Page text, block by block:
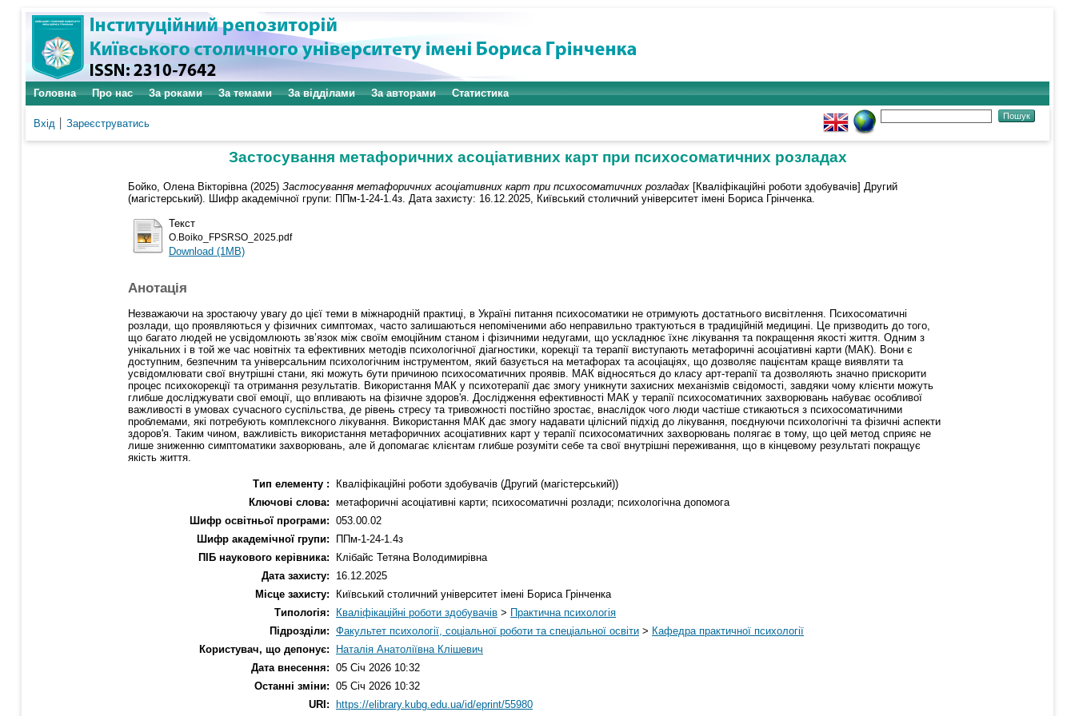
Головна Про нас За роками За темами За відділами За авторами Статистика
Вхід Зареєструватись
Застосування метафоричних асоціативних карт при психосоматичних розладах
Бойко, Олена Вікторівна (2025) Застосування метафоричних асоціативних карт при психосоматичних розладах [Кваліфікаційні роботи здобувачів] Другий
(магістерський). Шифр академічної групи: ППм-1-24-1.4з. Дата захисту: 16.12.2025, Київський столичний університет імені Бориса Грінченка.
Текст
O.Boiko_FPSRSO_2025.pdf
Download (1MB)
Анотація
Незважаючи на зростаючу увагу до цієї теми в міжнародній практиці, в Україні питання психосоматики не отримують достатнього висвітлення. Психосоматичні
розлади, що проявляються у фізичних симптомах, часто залишаються непоміченими або неправильно трактуються в традиційній медицині. Це призводить до того,
що багато людей не усвідомлюють зв’язок між своїм емоційним станом і фізичними недугами, що ускладнює їхнє лікування та покращення якості життя. Одним з
унікальних і в той же час новітніх та ефективних методів психологічної діагностики, корекції та терапії виступають метафоричні асоціативні карти (МАК). Вони є
доступним, безпечним та універсальним психологічним інструментом, який базується на метафорах та асоціаціях, що дозволяє пацієнтам краще виявляти та
усвідомлювати свої внутрішні стани, які можуть бути причиною психосоматичних проявів. МАК відносяться до класу арт-терапії та дозволяють значно прискорити
процес психокорекції та отримання результатів. Використання МАК у психотерапії дає змогу уникнути захисних механізмів свідомості, завдяки чому клієнти можуть
глибше досліджувати свої емоції, що впливають на фізичне здоров'я. Дослідження ефективності МАК у терапії психосоматичних захворювань набуває особливої
важливості в умовах сучасного суспільства, де рівень стресу та тривожності постійно зростає, внаслідок чого люди частіше стикаються з психосоматичними
проблемами, які потребують комплексного лікування. Використання МАК дає змогу надавати цілісний підхід до лікування, поєднуючи психологічні та фізичні аспекти
здоров'я. Таким чином, важливість використання метафоричних асоціативних карт у терапії психосоматичних захворювань полягає в тому, що цей метод сприяє не
лише зниженню симптоматики захворювань, але й допомагає клієнтам глибше розуміти себе та свої внутрішні переживання, що в кінцевому результаті покращує
якість життя.
Тип елементу :
Кваліфікаційні роботи здобувачів (Другий (магістерський))
Ключові слова: метафоричні асоціативні карти; психосоматичні розлади; психологічна допомога
Шифр освітньої програми: 053.00.02
Шифр академічної групи:
ППм-1-24-1.4з
ПІБ наукового керівника:
Клібайс Тетяна Володимирівна
Дата захисту:
16.12.2025
Місце захисту:
Київський столичний університет імені Бориса Грінченка
Типологія:
Кваліфікаційні роботи здобувачів > Практична психологія
Підрозділи: Факультет психології, соціальної роботи та спеціальної освіти > Кафедра практичної психології
Користувач, що депонує:
Наталія Анатоліївна Клішевич
Дата внесення: 05 Січ 2026 10:32
Останні зміни: 05 Січ 2026 10:32
URI:
https://elibrary.kubg.edu.ua/id/eprint/55980